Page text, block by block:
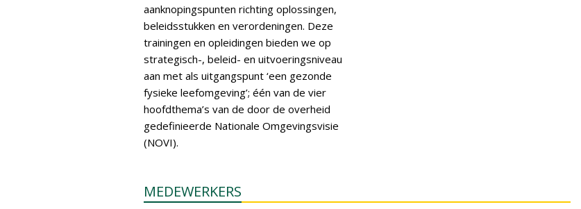
aanknopingspunten richting oplossingen,
beleidsstukken en verordeningen. Deze
trainingen en opleidingen bieden we op
strategisch-, beleid- en uitvoeringsniveau
aan met als uitgangspunt ‘een gezonde
fysieke leefomgeving’; één van de vier
hoofdthema’s van de door de overheid
gedefinieerde Nationale Omgevingsvisie
(NOVI).
MEDEWERKERS